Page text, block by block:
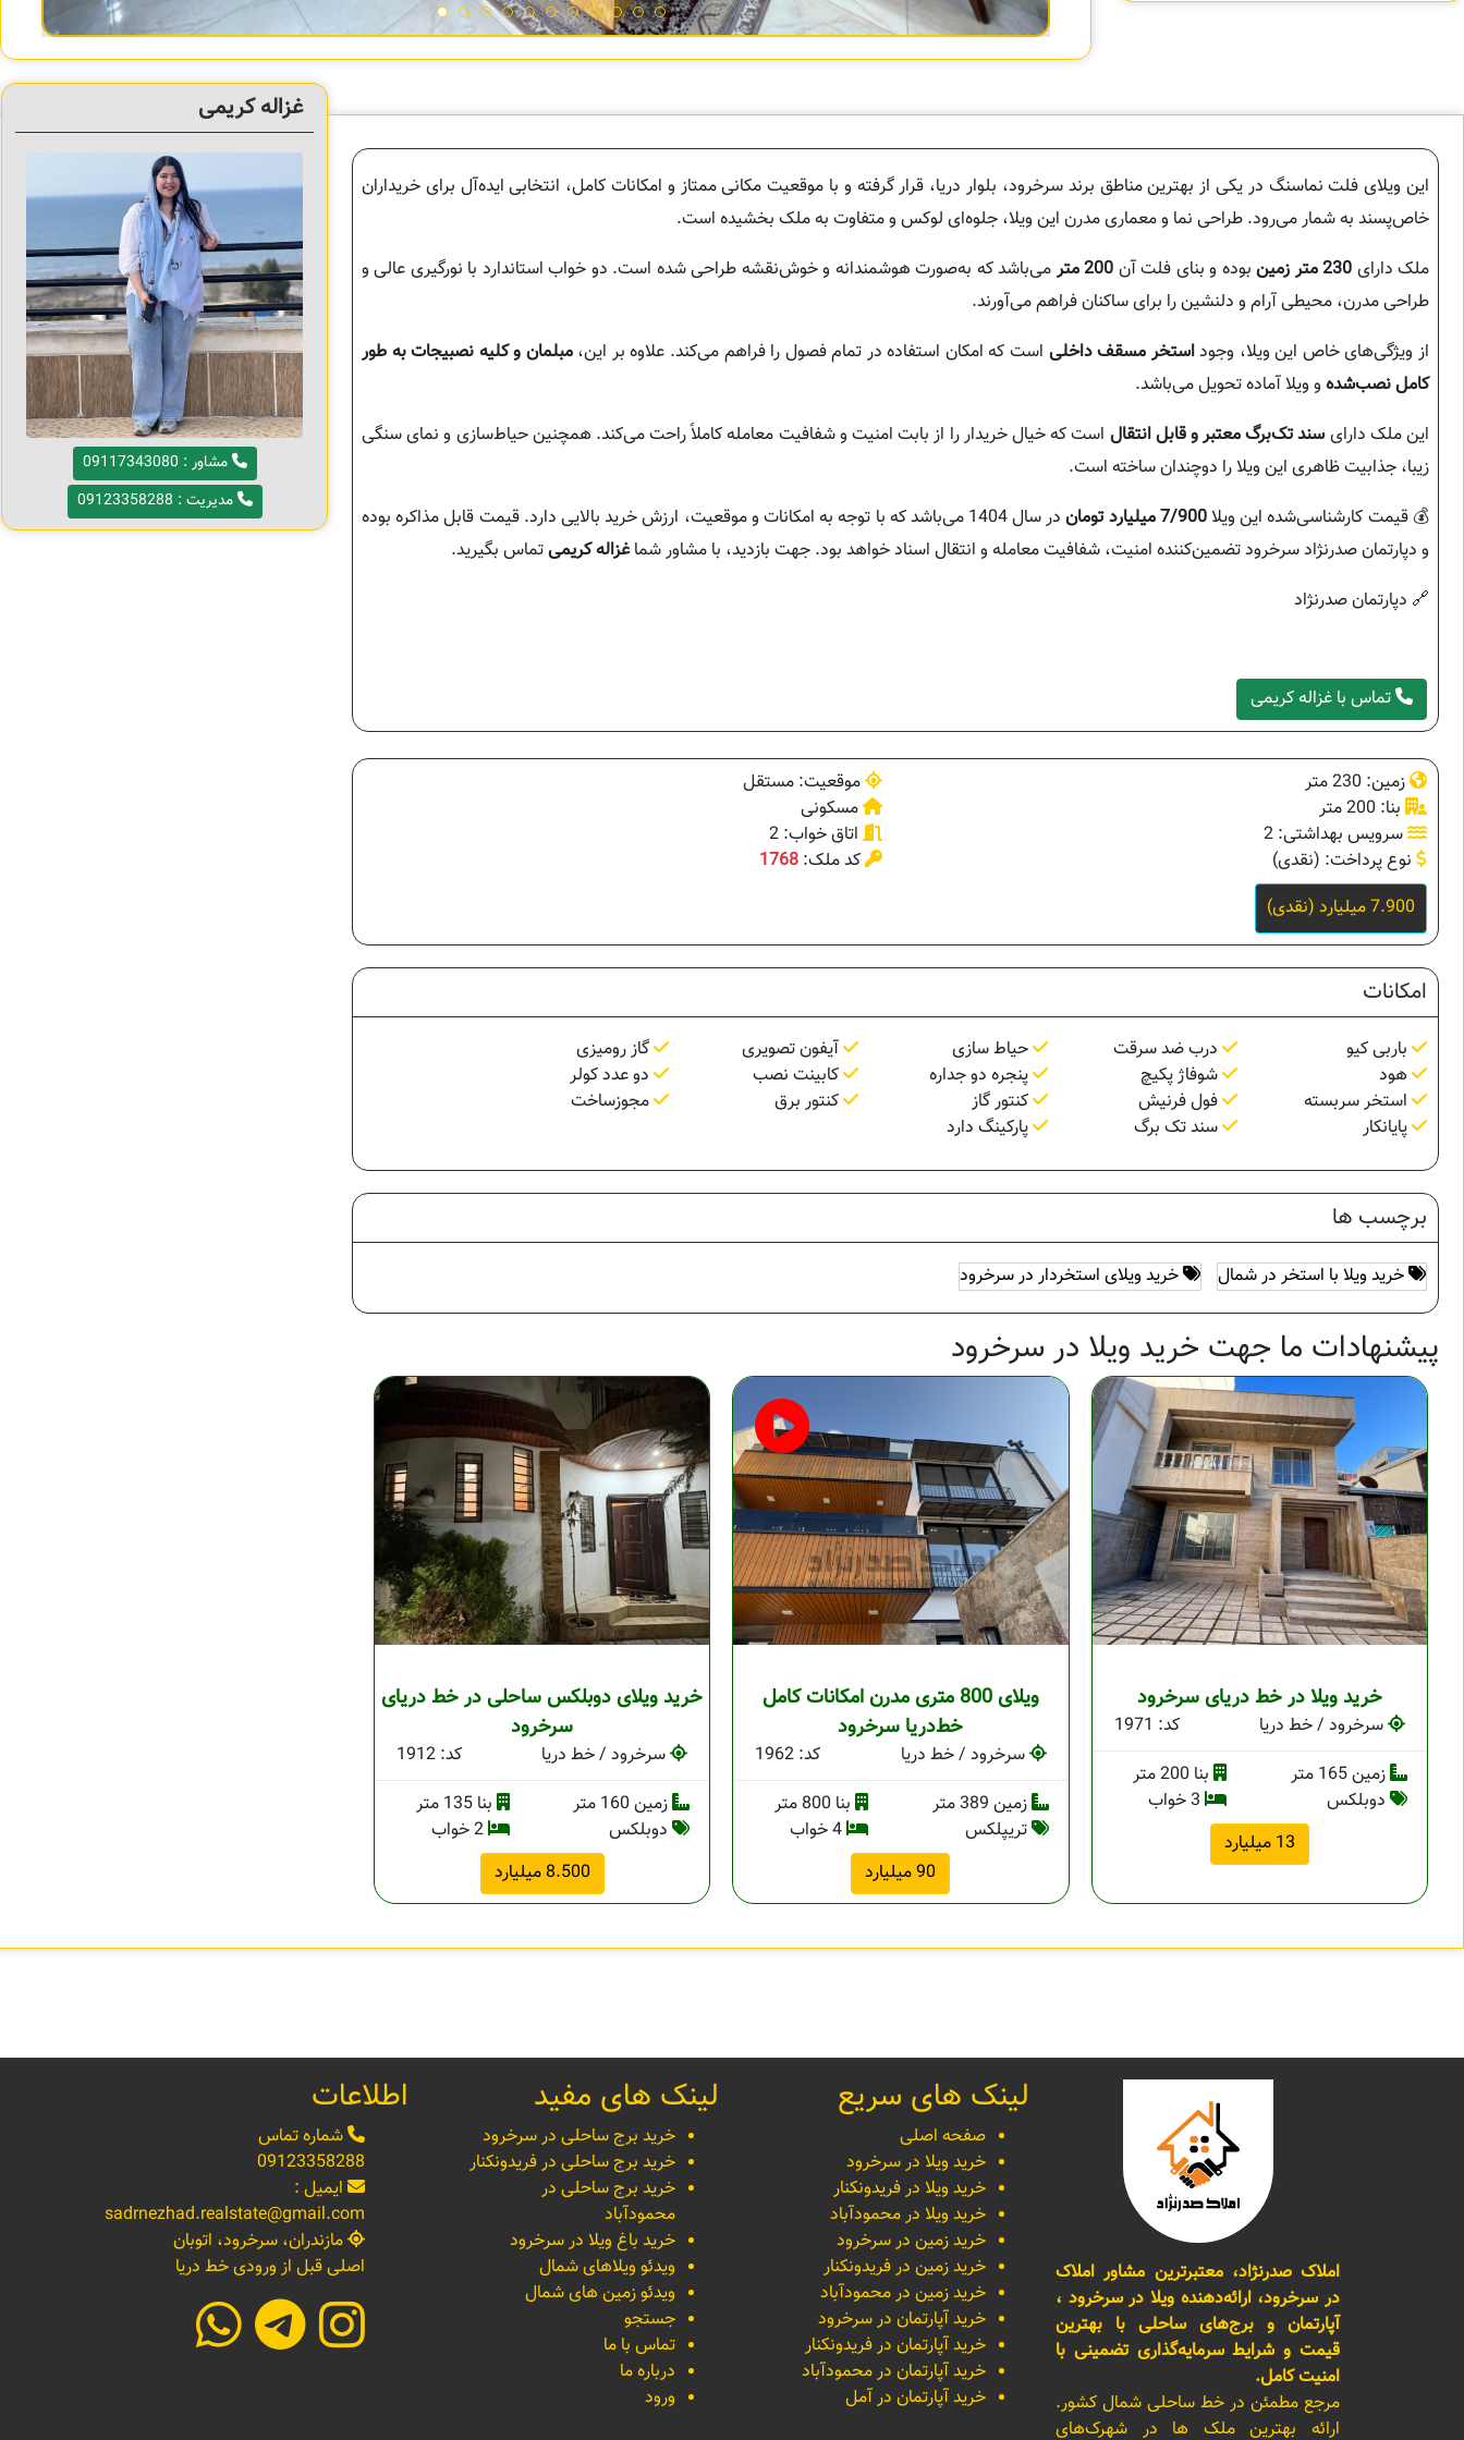
غزاله کریمی
مشاور : 09117343080
مدیریت : 09123358288
این ویلای فلت نماسنگ در یکی از بهترین مناطق برند سرخرود، بلوار دریا، قرار گرفته و با موقعیت مکانی ممتاز و امکانات کامل، انتخابی ایده‌آل برای خریداران
خاص‌پسند به شمار می‌رود. طراحی نما و معماری مدرن این ویلا، جلوه‌ای لوکس و متفاوت به ملک بخشیده است.
ملک دارای 230 متر زمین بوده و بنای فلت آن 200 متر
می‌باشد که به‌صورت هوشمندانه و خوش‌نقشه طراحی شده است. دو خواب استاندارد با نورگیری عالی و
طراحی مدرن، محیطی آرام و دلنشین را برای ساکنان فراهم می‌آورند.
از ویژگی‌های خاص این ویلا، وجوداستخر مسقف داخلی است که امکان استفاده در تمام فصول را فراهم می‌کند. علاوه بر این،مبلمان و کلیه نصبیجات به طور
کامل نصب‌شده و ویلا آماده تحویل می‌باشد.
این ملک دارای سند تک‌برگ معتبر و قابل انتقال است که خیال خریدار را از بابت امنیت و شفافیت معامله کاملاً راحت می‌کند. همچنین حیاط‌سازی و نمای سنگی
زیبا، جذابیت ظاهری این ویلا را دوچندان ساخته است.
💰 قیمت کارشناسی‌شده این ویلا7/900 میلیارد تومان
در سال 1404 می‌باشد که با توجه به امکانات و موقعیت، ارزش خرید بالایی دارد. قیمت قابل مذاکره بوده
و دپارتمان صدرنژاد سرخرود تضمین‌کننده امنیت، شفافیت معامله و انتقال اسناد خواهد بود. جهت بازدید، با مشاور شماغزاله کریمیتماس بگیرید.
🔗 دپارتمان صدرنژاد
تماس با غزاله کریمی
زمین: 230 متر
موقعیت: مستقل
بنا: 200 متر
مسکونی
سرویس بهداشتی: 2
اتاق خواب: 2
نوع پرداخت: (نقدی)
کد ملک: 1768
7.900 میلیارد (نقدی)
امکانات
باربی کیو درب ضد سرقت حیاط سازی آیفون تصویری
گاز رومیزی
هود
شوفاژ پکیچ پنجره دو جداره کابینت نصب
دو عدد کولر
استخر سربسته
فول فرنیش کنتور گاز کنتور برق
مجوزساخت
پایانکار
سند تک برگ پارکینگ دارد
برچسب ها
خرید ویلا با استخر در شمال خرید ویلای استخردار در سرخرود
پیشنهادات ما جهت خرید ویلا در سرخرود
خرید ویلا در خط دریای سرخرود
سرخرود / خط دریا
کد: 1971
زمین 165 متر
بنا 200 متر
دوبلکس
3 خواب
13 میلیارد
ویلای 800 متری مدرن امکانات کامل
خط‌دریا سرخرود
سرخرود / خط دریا
کد: 1962
زمین 389 متر
بنا 800 متر
تریپلکس
4 خواب
90 میلیارد
خرید ویلای دوبلکس ساحلی در خط دریای
سرخرود
سرخرود / خط دریا
کد: 1912
زمین 160 متر
بنا 135 متر
دوبلکس
2 خواب
8.500 میلیارد
املاک صدرنژاد، معتبرترین مشاور املاک
در سرخرود، ارائه‌دهنده ویلا در سرخرود ،
آپارتمان و برج‌های ساحلی با بهترین
قیمت و شرایط سرمایه‌گذاری تضمینی با
امنیت کامل.
مرجع مطمئن در خط ساحلی شمال کشور.
ارائه بهترین ملک ها در شهرک‌های
لینک های سریع
صفحه اصلی
خرید ویلا در سرخرود
خرید ویلا در فریدونکنار
خرید ویلا در محمودآباد
خرید زمین در سرخرود
خرید زمین در فریدونکنار
خرید زمین در محمودآباد
خرید آپارتمان در سرخرود
خرید آپارتمان در فریدونکنار
خرید آپارتمان در محمودآباد
خرید آپارتمان در آمل
لینک های مفید
خرید برج ساحلی در سرخرود
خرید برج ساحلی در فریدونکنار
خرید برج ساحلی در
محمودآباد
خرید باغ ویلا در سرخرود
ویدئو ویلاهای شمال
ویدئو زمین های شمال
جستجو
تماس با ما
درباره ما
ورود
اطلاعات
شماره تماس
09123358288
ایمیل :
sadrnezhad.realstate@gmail.com
مازندران، سرخرود، اتوبان
اصلی قبل از ورودی خط دریا